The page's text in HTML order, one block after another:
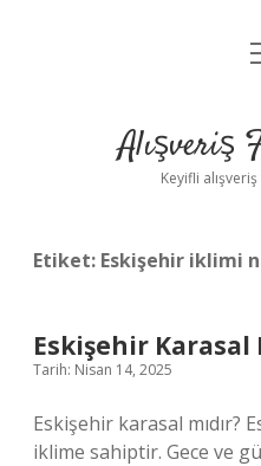
Alışveriş
Keyifli
Etiket: Eskişehir iklimi
Eskişehir Karasal
Tarih: Nisan 14, 2025
Eskişehir karasal mıdır?
iklime sahiptir. Gece ve